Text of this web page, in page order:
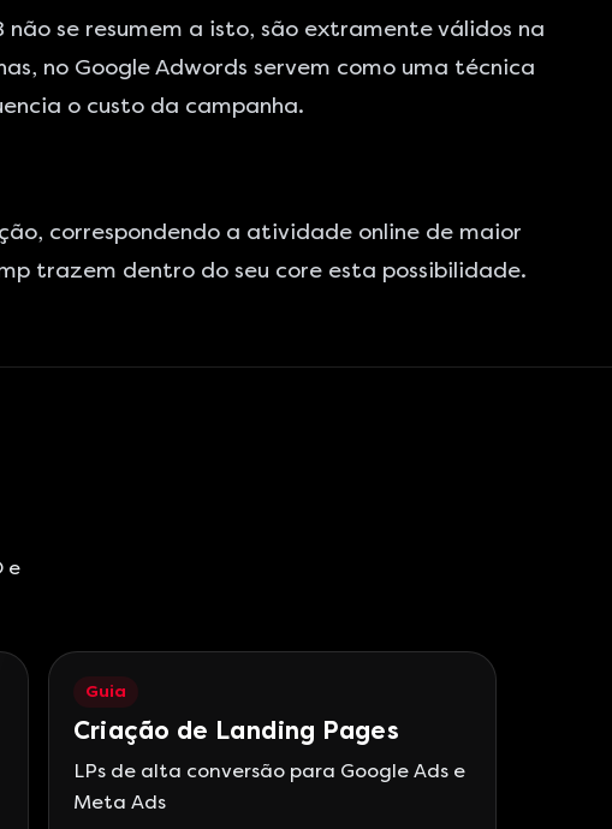
se resumem a isto, são extramente válidos na
no Google Adwords servem como uma técnica
o custo da campanha.
correspondendo a atividade online de maior
trazem dentro do seu core esta possibilidade.
e
Guia
Criação de Landing Pages
LPs de alta conversão para Google Ads e
Meta Ads